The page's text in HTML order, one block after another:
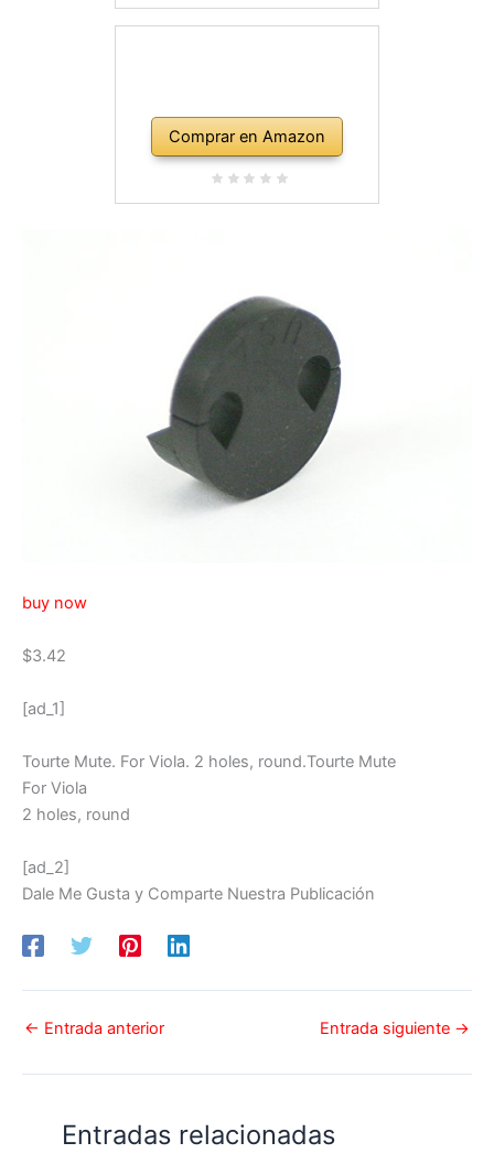
Comprar en Amazon
buy now
$3.42
[ad_1]
Tourte Mute. For Viola. 2 holes, round.Tourte Mute
For Viola
2 holes, round
[ad_2]
Dale Me Gusta y Comparte Nuestra Publicación
← Entrada anterior Entrada siguiente →
Entradas relacionadas